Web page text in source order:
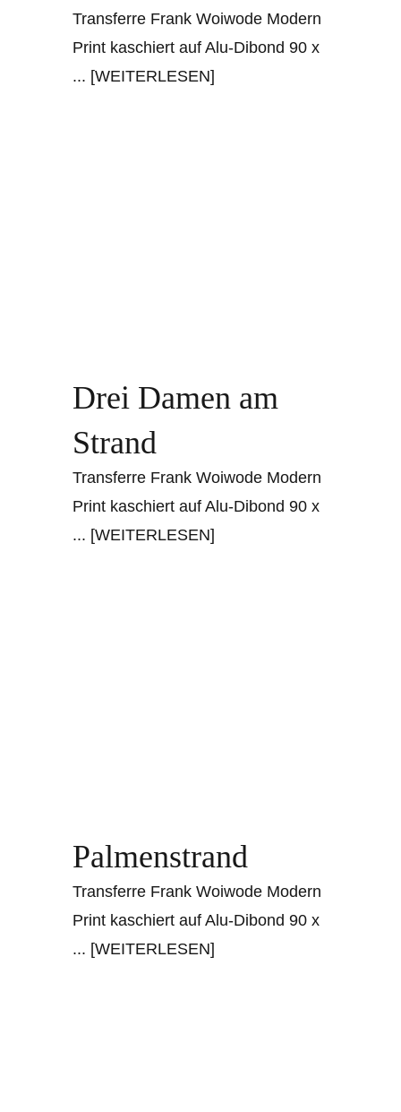
Transferre Frank Woiwode Modern
Print kaschiert auf Alu-Dibond 90 x
... [WEITERLESEN]
Drei Damen am
Strand
Transferre Frank Woiwode Modern
Print kaschiert auf Alu-Dibond 90 x
... [WEITERLESEN]
Palmenstrand
Transferre Frank Woiwode Modern
Print kaschiert auf Alu-Dibond 90 x
... [WEITERLESEN]